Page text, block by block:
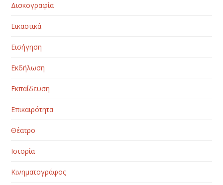
Δισκογραφία
Εικαστικά
Εισήγηση
Εκδήλωση
Εκπαίδευση
Επικαιρότητα
Θέατρο
Ιστορία
Κινηματογράφος